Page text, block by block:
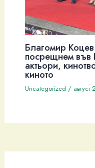
Благомир
посрещнем във
актьори,
киното
Uncategorized /